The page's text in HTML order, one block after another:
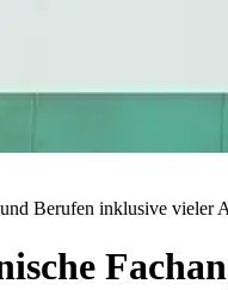
Berufen inklusive vieler